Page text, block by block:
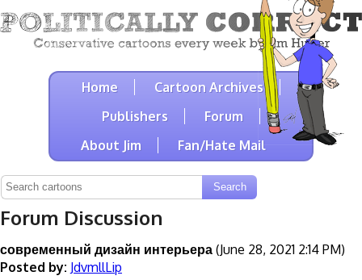
Home
Cartoon Archives
Publishers
Forum
About Jim
Fan/Hate Mail
Forum Discussion
современный дизайн интерьера (June 28, 2021 2:14 PM)
Posted by: JdvmllLip